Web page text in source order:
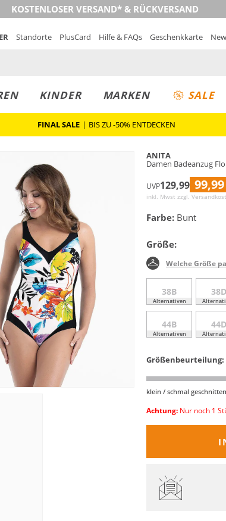
KOSTENLOSER VERSAND* & RÜCKVERSAND
Standorte PlusCard Hilfe & FAQs Geschenkkarte
KINDER MARKEN SALE
FINAL SALE | BIS ZU -50% ENTDECKEN
ANITA
Damen Badeanzug
UVP129,99 99,99
inkl. Mwst zzgl.
Farbe: Bunt
Größe:
Welche Größe
38B
Alternativen
38D
44B
Alternativen
44D
Größenbeurteilung:
klein / schmal geschnitten
Achtung: Nur noch 1